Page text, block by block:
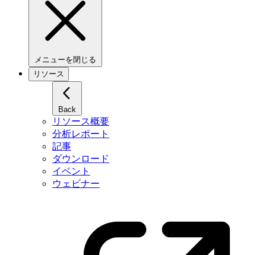
メニューを閉じる
リソース
Back
リソース概要
分析レポート
記事
ダウンロード
イベント
ウェビナー